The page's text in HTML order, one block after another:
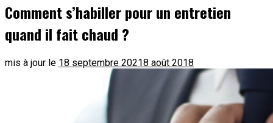
Comment s’habiller pour un entretien
quand il fait chaud ?
mis à jour le 18 septembre 20218 août 2018